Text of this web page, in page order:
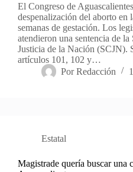
El Congreso de
despenalización del aborto en
semanas de gestación. Los
atendieron una sentencia de
Justicia de la Nación (SCJN).
artículos 101, 102 y…
Por Redacción
Estatal
Magistrade quería buscar una